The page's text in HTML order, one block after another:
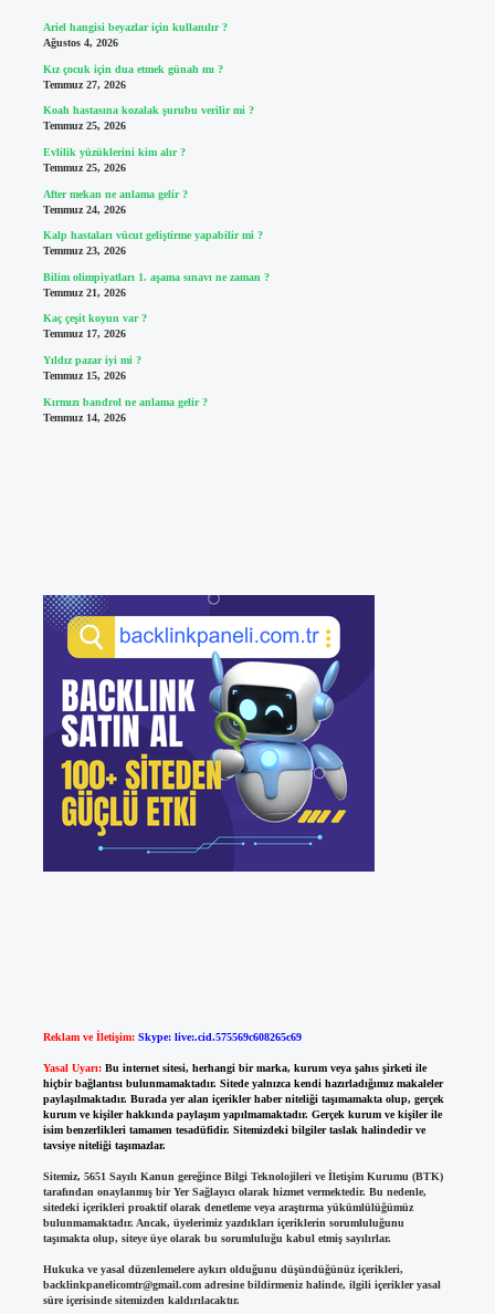
Ariel hangisi beyazlar için kullanılır ?
Ağustos 4, 2026
Kız çocuk için dua etmek günah mı ?
Temmuz 27, 2026
Koah hastasına kozalak şurubu verilir mi ?
Temmuz 25, 2026
Evlilik yüzüklerini kim alır ?
Temmuz 25, 2026
After mekan ne anlama gelir ?
Temmuz 24, 2026
Kalp hastaları vücut geliştirme yapabilir mi ?
Temmuz 23, 2026
Bilim olimpiyatları 1. aşama sınavı ne zaman ?
Temmuz 21, 2026
Kaç çeşit koyun var ?
Temmuz 17, 2026
Yıldız pazar iyi mi ?
Temmuz 15, 2026
Kırmızı bandrol ne anlama gelir ?
Temmuz 14, 2026
Reklam ve İletişim: Skype: live:.cid.575569c608265c69
Yasal Uyarı: Bu internet sitesi, herhangi bir marka, kurum veya şahıs şirketi ile
hiçbir bağlantısı bulunmamaktadır. Sitede yalnızca kendi hazırladığımız makaleler
paylaşılmaktadır. Burada yer alan içerikler haber niteliği taşımamakta olup, gerçek
kurum ve kişiler hakkında paylaşım yapılmamaktadır. Gerçek kurum ve kişiler ile
isim benzerlikleri tamamen tesadüfidir. Sitemizdeki bilgiler taslak halindedir ve
tavsiye niteliği taşımazlar.
Sitemiz, 5651 Sayılı Kanun gereğince Bilgi Teknolojileri ve İletişim Kurumu (BTK)
tarafından onaylanmış bir Yer Sağlayıcı olarak hizmet vermektedir. Bu nedenle,
sitedeki içerikleri proaktif olarak denetleme veya araştırma yükümlülüğümüz
bulunmamaktadır. Ancak, üyelerimiz yazdıkları içeriklerin sorumluluğunu
taşımakta olup, siteye üye olarak bu sorumluluğu kabul etmiş sayılırlar.
Hukuka ve yasal düzenlemelere aykırı olduğunu düşündüğünüz içerikleri,
backlinkpanelicomtr@gmail.comadresine bildirmeniz halinde, ilgili içerikler yasal
süre içerisinde sitemizden kaldırılacaktır.